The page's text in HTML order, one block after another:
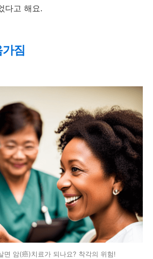
다고 해요.
짐
면 암(癌)치료가 되나요? 착각의 위험!